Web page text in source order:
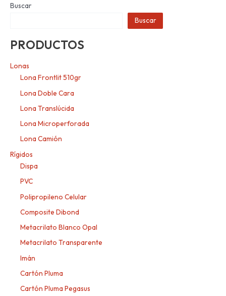
Buscar
Buscar
PRODUCTOS
Lonas
Lona Frontlit 510gr
Lona Doble Cara
Lona Translúcida
Lona Microperforada
Lona Camión
Rígidos
Dispa
PVC
Polipropileno Celular
Composite Dibond
Metacrilato Blanco Opal
Metacrilato Transparente
Imán
Cartón Pluma
Cartón Pluma Pegasus